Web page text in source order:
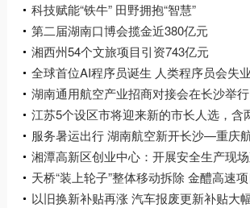
科技赋能“铁牛” 田野拥抱“智慧”
第二届湖南口博会揽金近380亿元
湘西州54个文旅项目引资743亿元
全球首位AI程序员诞生 人类程序员会失
湖南通用航空产业招商对接会在长沙举
江苏5个设区市将迎来新的市长人选，含
干部
服务暑运出行 湖南航空新开长沙—重庆
湘潭高新区创业中心：开展安全生产现
天桥“装上轮子”整体移动拆除 金醴高速
首例SPMT技术
以旧换新补贴再涨 汽车报废更新补贴大